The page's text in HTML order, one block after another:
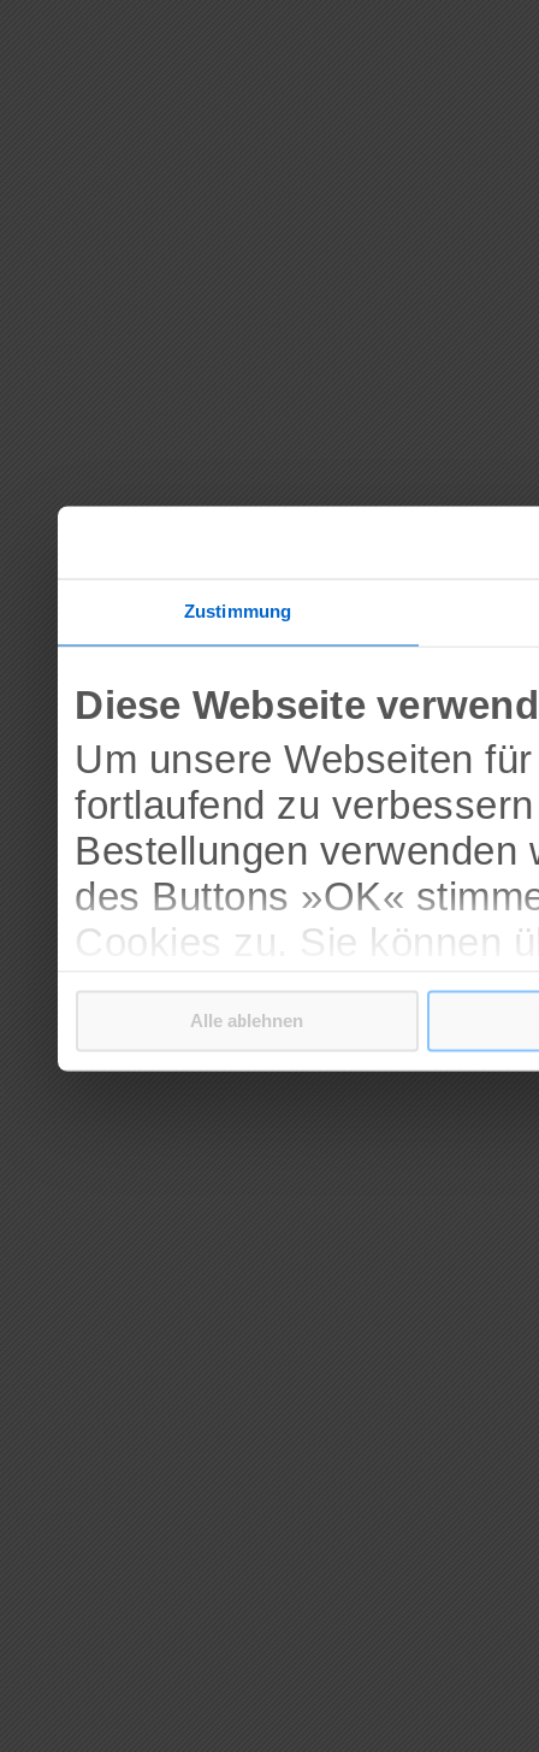
Zustimmung
Diese Webseite
Um unsere Webseiten
fortlaufend zu
Bestellungen
des Buttons »OK«
Cookies zu. Sie können
verschiedenen Cookies
bestätigen.
Weitere Informationen
Alle ablehnen